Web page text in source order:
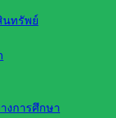
นทรัพย์
งการศึกษา
งสิ้น ๘๔ คน
ผู้อำนวยการ
ระแก้ว เขต ๒ และ
วยการ สำนักงานเขต
ที่เดินทางมาตรวจ
ณะกรรมการคุมสอบ